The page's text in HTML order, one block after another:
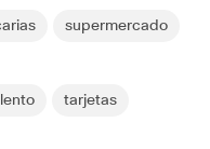
supermercado
tarjetas